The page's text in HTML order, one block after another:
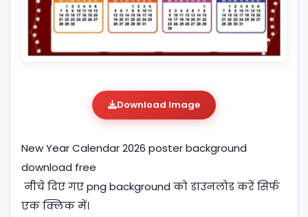
Download Image
New Year Calendar 2026 poster background
download free
नीचे दिए गए png background को डाउनलोड करें सिर्फ
एक क्लिक में।